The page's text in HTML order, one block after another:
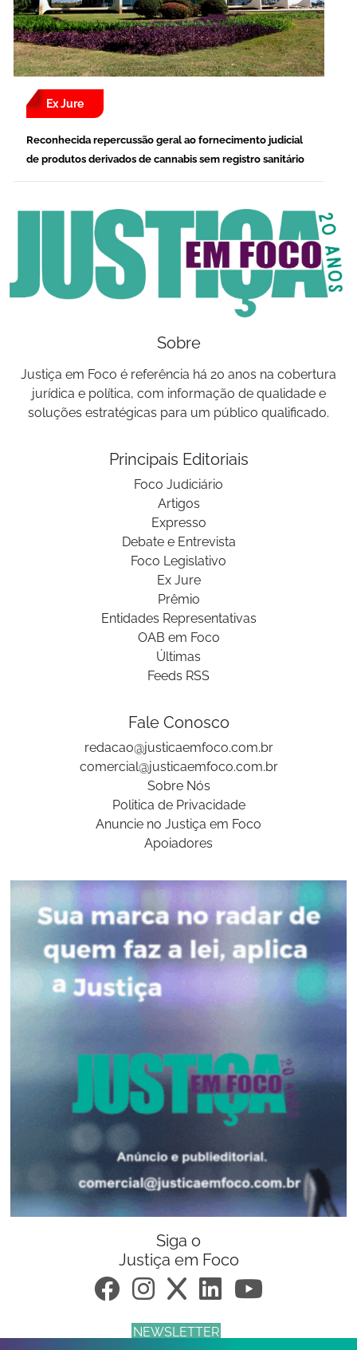
Ex Jure
Reconhecida repercussão geral ao fornecimento judicial
de produtos derivados de cannabis sem registro sanitário
Sobre
Justiça em Foco é referência há 20 anos na cobertura
jurídica e política, com informação de qualidade e
soluções estratégicas para um público qualificado.
Principais Editoriais
Foco Judiciário
Artigos
Expresso
Debate e Entrevista
Foco Legislativo
Ex Jure
Prêmio
Entidades Representativas
OAB em Foco
Últimas
Feeds RSS
Fale Conosco
redacao@justicaemfoco.com.br
comercial@justicaemfoco.com.br
Sobre Nós
Politica de Privacidade
Anuncie no Justiça em Foco
Apoiadores
Siga o
Justiça em Foco
NEWSLETTER